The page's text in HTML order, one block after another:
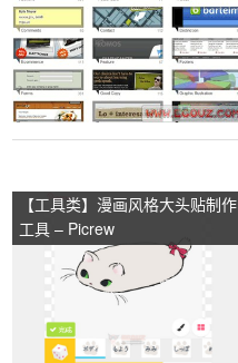
【工具类】漫画风格大头贴制作
工具 – Picrew